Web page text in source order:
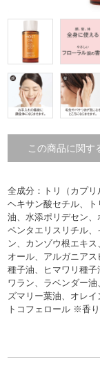
この商品に関す
全成分：トリ（カプ
ヘキサン酸セチル、
油、水添ポリデセン
ペンタエリスリチル
ン、カンゾウ根エキ
オール、アルガニア
種子油、ヒマワリ種
ワラン、ラベンダー
ズマリー葉油、オレイ
トコフェロール ※香